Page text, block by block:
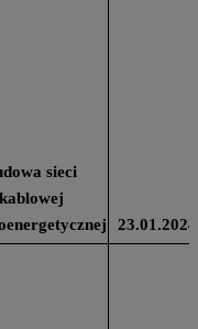
sieci
kablowej
23.01.2024